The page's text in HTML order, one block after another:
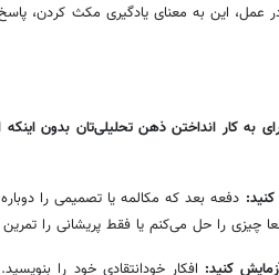
عمل، این به معنای یادگیری مکث کردن،
به کار انداختن ذهن تحلیلی‌تان بدون
دفعه بعد که مکالمه یا تصمیمی را
چیزی را حل می‌کنم یا فقط پریشانی را
کنید: افکار خودانتقادی خود را